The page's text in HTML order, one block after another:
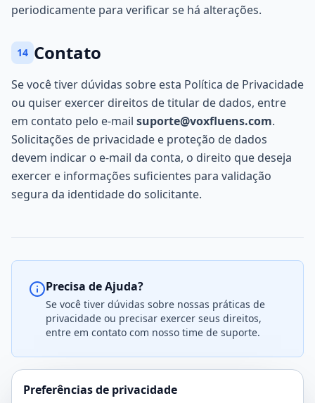
periodicamente para verificar se há alterações.
14 Contato
Se você tiver dúvidas sobre esta Política de Privacidade
ou quiser exercer direitos de titular de dados, entre
em contato pelo e-mail suporte@voxfluens.com.
Solicitações de privacidade e proteção de dados
devem indicar o e-mail da conta, o direito que deseja
exercer e informações suficientes para validação
segura da identidade do solicitante.
Precisa de Ajuda?
Se você tiver dúvidas sobre nossas práticas de
privacidade ou precisar exercer seus direitos,
entre em contato com nosso time de suporte.
Preferências de privacidade